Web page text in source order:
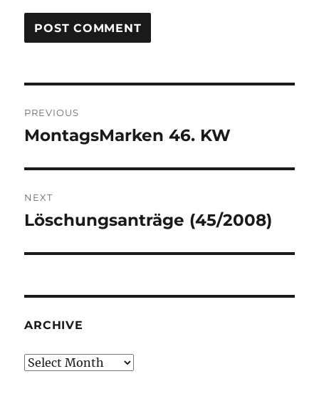
navigation
PREVIOUS
Previous
MontagsMarken 46. KW
NEXT
Next
Löschungsanträge (45/2008)
ARCHIVE
Archive